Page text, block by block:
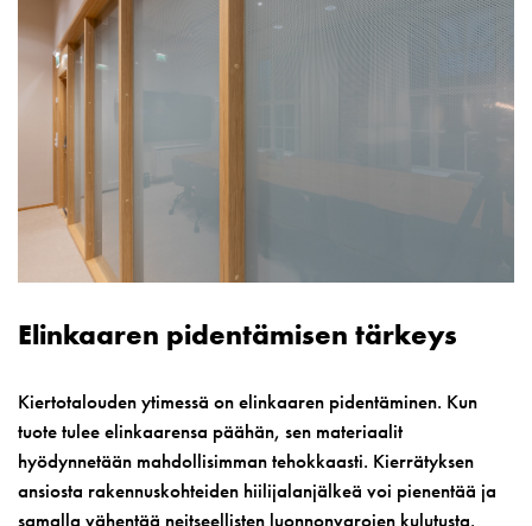
Elinkaaren pidentämisen tärkeys
Kiertotalouden ytimessä on elinkaaren pidentäminen. Kun
tuote tulee elinkaarensa päähän, sen materiaalit
hyödynnetään mahdollisimman tehokkaasti. Kierrätyksen
ansiosta rakennuskohteiden hiilijalanjälkeä voi pienentää ja
samalla vähentää neitseellisten luonnonvarojen kulutusta.